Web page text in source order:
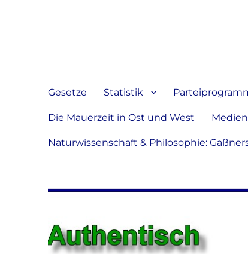
verbreiten
Gesetze Statistik
Die Mauerzeit in Ost und West Medien
Naturwissenschaft & Philosophie: